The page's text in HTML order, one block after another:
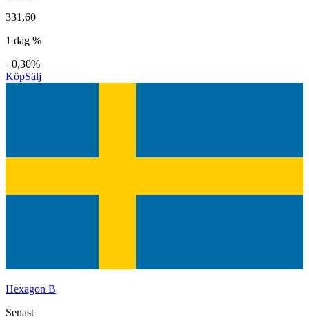
331,60
1 dag %
−0,30%
KöpSälj
Hexagon B
Senast